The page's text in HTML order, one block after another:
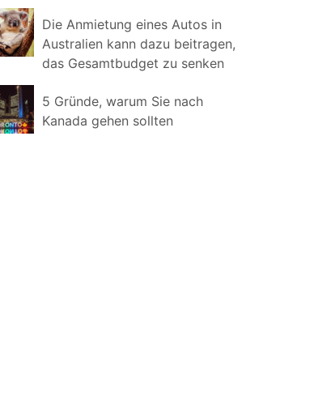
Die Anmietung eines Autos in
Australien kann dazu beitragen,
das Gesamtbudget zu senken
5 Gründe, warum Sie nach
Kanada gehen sollten